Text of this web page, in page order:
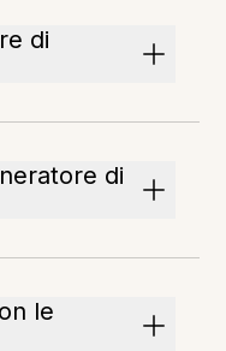
di
di
le